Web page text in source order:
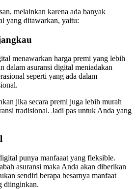
melainkan karena ada banyak
yang ditawarkan, yaitu:
menawarkan harga premi yang lebih
dalam asuransi digital meniadakan
seperti yang ada dalam
jika secara premi juga lebih murah
tradisional. Jadi pas untuk Anda yang
punya manfaaat yang fleksible.
asuransi maka Anda akan diberikan
sendiri berapa besarnya manfaat
diinginkan.